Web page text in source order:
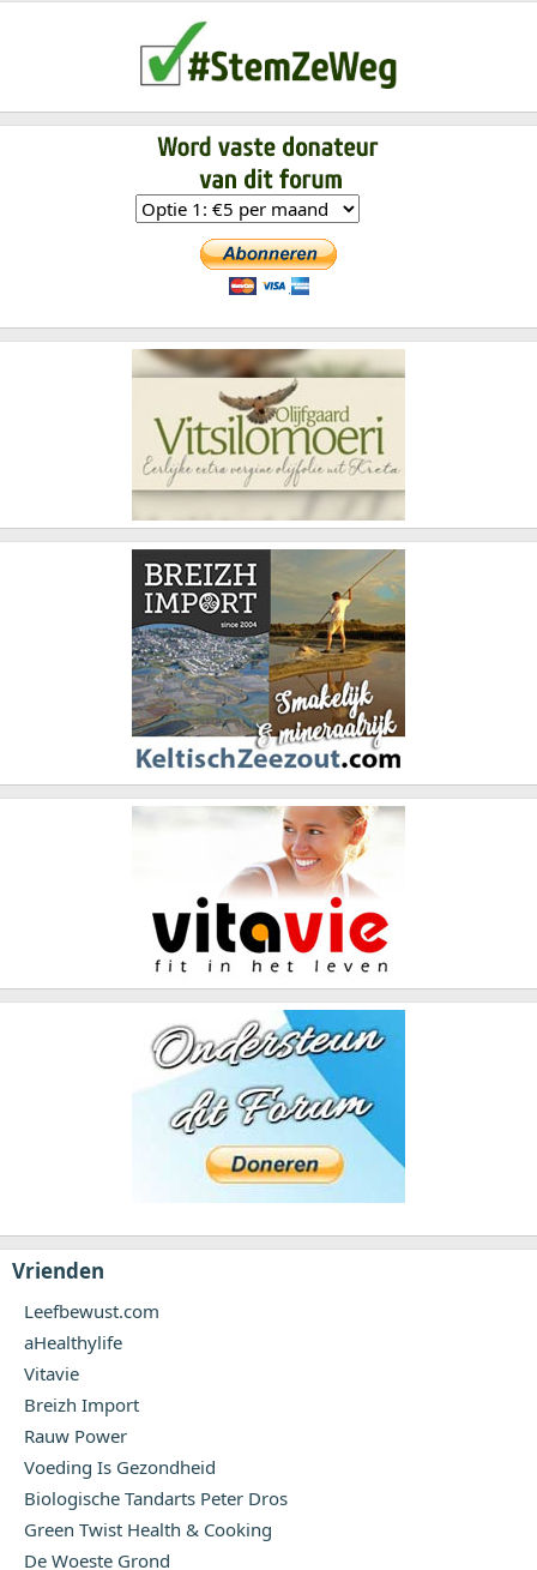
Vrienden
Leefbewust.com
aHealthylife
Vitavie
Breizh Import
Rauw Power
Voeding Is Gezondheid
Biologische Tandarts Peter Dros
Green Twist Health & Cooking
De Woeste Grond